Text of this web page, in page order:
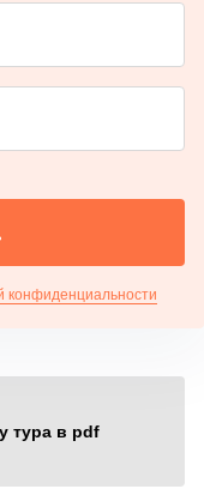
конфиденциальности
тура в pdf